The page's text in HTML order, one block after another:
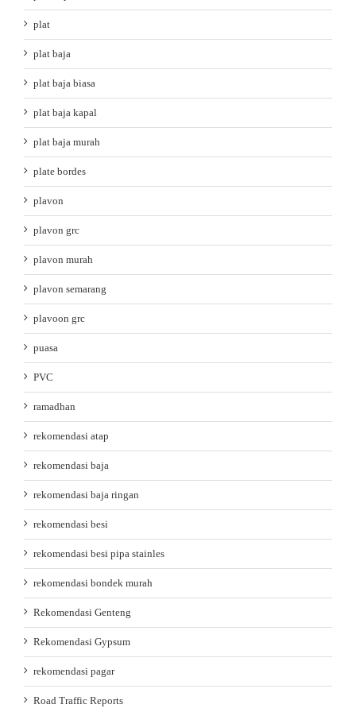
plat
plat baja
plat baja biasa
plat baja kapal
plat baja murah
plate bordes
plavon
plavon grc
plavon murah
plavon semarang
plavoon grc
puasa
PVC
ramadhan
rekomendasi atap
rekomendasi baja
rekomendasi baja ringan
rekomendasi besi
rekomendasi besi pipa stainles
rekomendasi bondek murah
Rekomendasi Genteng
Rekomendasi Gypsum
rekomendasi pagar
Road Traffic Reports